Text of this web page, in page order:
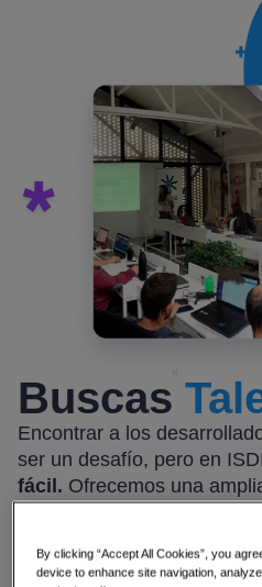
Buscas
Encontrar a los
ser un desafío, pero en
fácil. Ofrecemos una
empresas para entender
By clicking “Accept All Cookies”, you
device to enhance site navigation,